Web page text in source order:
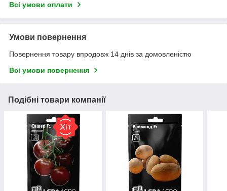
Всі умови оплати
Умови повернення
Повернення товару впродовж 14 днів за домовленістю
Всі умови повернення
Подібні товари компанії